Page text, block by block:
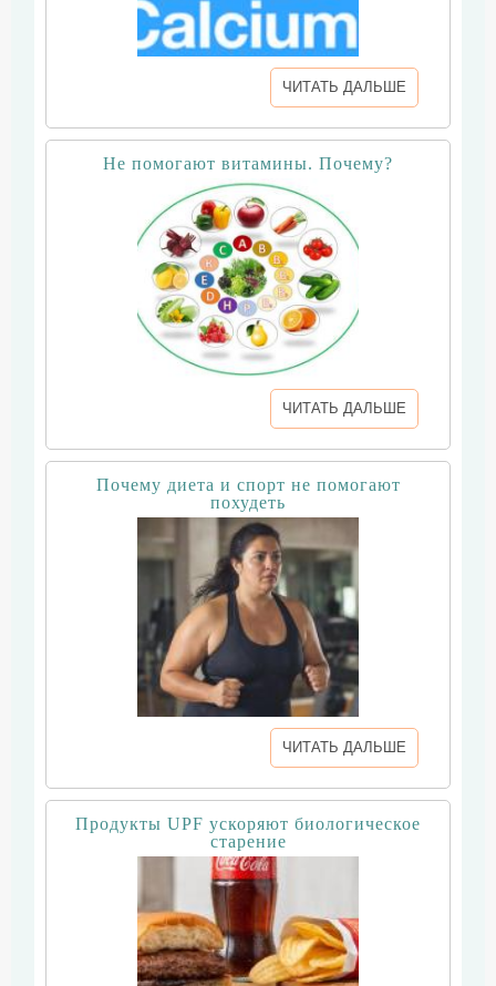
ЧИТАТЬ ДАЛЬШЕ
Не помогают витамины. Почему?
ЧИТАТЬ ДАЛЬШЕ
Почему диета и спорт не помогают
похудеть
ЧИТАТЬ ДАЛЬШЕ
Продукты UPF ускоряют биологическое
старение